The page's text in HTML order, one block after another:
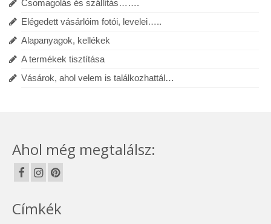
Csomagolás és szállítás…….
Elégedett vásárlóim fotói, levelei…..
Alapanyagok, kellékek
A termékek tisztítása
Vásárok, ahol velem is találkozhattál…
Ahol még megtalálsz:
Címkék